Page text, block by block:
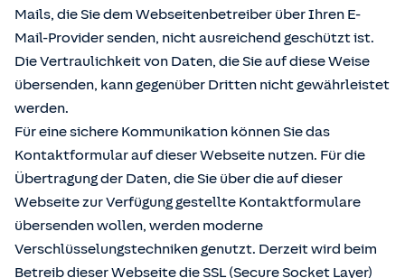
Mails, die Sie dem Webseitenbetreiber über Ihren E-
Mail-Provider senden, nicht ausreichend geschützt ist.
Die Vertraulichkeit von Daten, die Sie auf diese Weise
übersenden, kann gegenüber Dritten nicht gewährleistet
werden.
Für eine sichere Kommunikation können Sie das
Kontaktformular auf dieser Webseite nutzen. Für die
Übertragung der Daten, die Sie über die auf dieser
Webseite zur Verfügung gestellte Kontaktformulare
übersenden wollen, werden moderne
Verschlüsselungstechniken genutzt. Derzeit wird beim
Betreib dieser Webseite die SSL (Secure Socket Layer)